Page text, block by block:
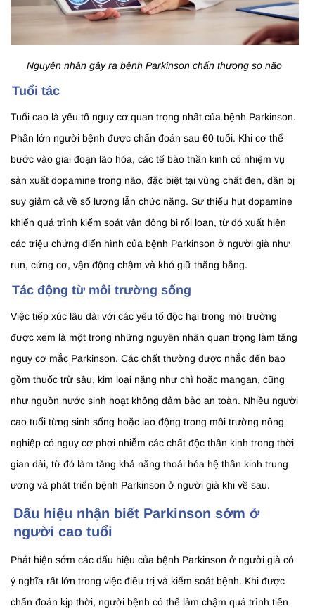
Nguyên nhân gây ra bệnh Parkinson chấn thương sọ não
Tuổi tác
Tuổi cao là yếu tố nguy cơ quan trọng nhất của bệnh Parkinson.
Phần lớn người bệnh được chẩn đoán sau 60 tuổi. Khi cơ thể
bước vào giai đoạn lão hóa, các tế bào thần kinh có nhiệm vụ
sản xuất dopamine trong não, đặc biệt tại vùng chất đen, dần bị
suy giảm cả về số lượng lẫn chức năng. Sự thiếu hụt dopamine
khiến quá trình kiểm soát vận động bị rối loạn, từ đó xuất hiện
các triệu chứng điển hình của bệnh Parkinson ở người già như
run, cứng cơ, vận động chậm và khó giữ thăng bằng.
Tác động từ môi trường sống
Việc tiếp xúc lâu dài với các yếu tố độc hại trong môi trường
được xem là một trong những nguyên nhân quan trọng làm tăng
nguy cơ mắc Parkinson. Các chất thường được nhắc đến bao
gồm thuốc trừ sâu, kim loại nặng như chì hoặc mangan, cũng
như nguồn nước sinh hoạt không đảm bảo an toàn. Nhiều người
cao tuổi từng sinh sống hoặc lao động trong môi trường nông
nghiệp có nguy cơ phơi nhiễm các chất độc thần kinh trong thời
gian dài, từ đó làm tăng khả năng thoái hóa hệ thần kinh trung
ương và phát triển bệnh Parkinson ở người già khi về sau.
Dấu hiệu nhận biết Parkinson sớm ở
người cao tuổi
Phát hiện sớm các dấu hiệu của bệnh Parkinson ở người già có
ý nghĩa rất lớn trong việc điều trị và kiểm soát bệnh. Khi được
chẩn đoán kịp thời, người bệnh có thể làm chậm quá trình tiến